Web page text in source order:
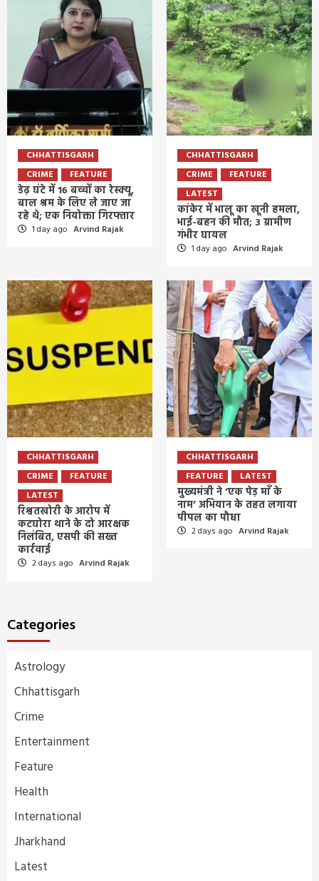
CHHATTISGARH
CRIME
FEATURE
डेढ़ घंटे में 16 बच्चों का रेस्क्यू,
बाल श्रम के लिए ले जाए जा
रहे थे; एक नियोक्ता गिरफ्तार
1 day ago Arvind Rajak
CHHATTISGARH
CRIME
FEATURE
LATEST
कांकेर में भालू का खूनी हमला,
भाई-बहन की मौत; 3 ग्रामीण
गंभीर घायल
1 day ago Arvind Rajak
CHHATTISGARH
CRIME
FEATURE
LATEST
रिश्वतखोरी के आरोप में
कटघोरा थाने के दो आरक्षक
निलंबित, एसपी की सख्त
कार्रवाई
2 days ago Arvind Rajak
CHHATTISGARH
FEATURE
LATEST
मुख्यमंत्री ने ‘एक पेड़ माँ के
नाम’ अभियान के तहत लगाया
पीपल का पौधा
2 days ago Arvind Rajak
Categories
Astrology
Chhattisgarh
Crime
Entertainment
Feature
Health
International
Jharkhand
Latest